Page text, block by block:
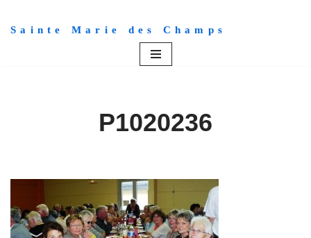
Aller
Sainte Marie des Champs
P1020236